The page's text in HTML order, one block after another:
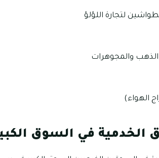
لتجارة اللؤلؤ
والمجوهرات
الهواء)
الخدمية في السوق